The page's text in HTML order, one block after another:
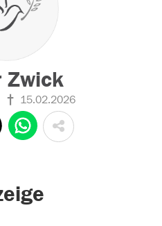
Zwick
15.02.2026